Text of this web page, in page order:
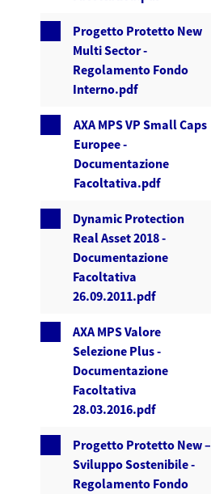
Progetto Protetto New
Multi Sector -
Regolamento Fondo
Interno.pdf
AXA MPS VP Small Caps
Europee -
Documentazione
Facoltativa.pdf
Dynamic Protection
Real Asset 2018 -
Documentazione
Facoltativa
26.09.2011.pdf
AXA MPS Valore
Selezione Plus -
Documentazione
Facoltativa
28.03.2016.pdf
Progetto Protetto New –
Sviluppo Sostenibile -
Regolamento Fondo